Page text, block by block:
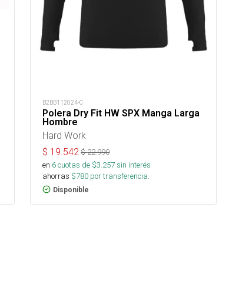
B2BB112024-C
Polera Dry Fit HW SPX Manga Larga
Hombre
Hard Work
$ 19.542 $22.990
en 6cuotas de $3.257sin interés
ahorras $780 por transferencia.
Disponible